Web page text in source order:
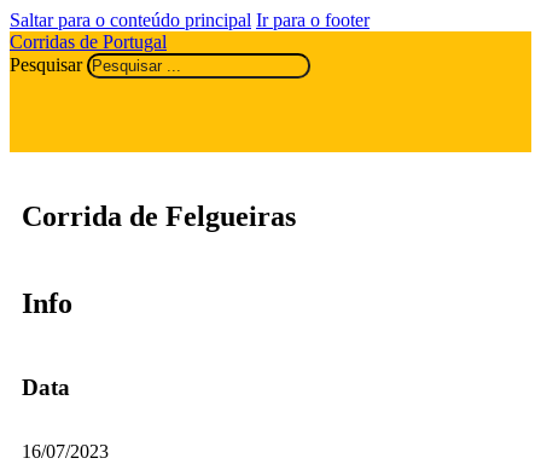
Saltar para o conteúdo principal Ir para o footer
Corridas de Portugal
Pesquisar
Corrida de Felgueiras
Info
Data
16/07/2023